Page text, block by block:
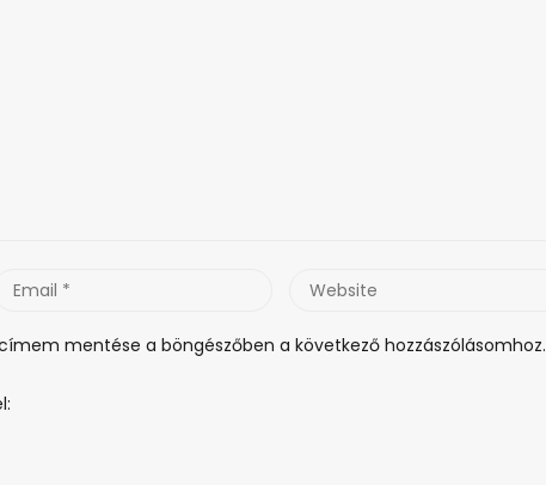
Email
Website
mentése a böngészőben a következő hozzászólásomhoz.